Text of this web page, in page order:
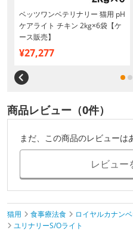
ベッツワンベテリナリー 猫用 pH
ケアライト チキン 2kg×6袋【ケ
ース販売】
¥27,277
商品レビュー（0件）
まだ、この商品のレビューは
レビュー
猫用 食事療法食
ロイヤルカナン
ユリナリーS/Oライト